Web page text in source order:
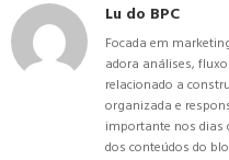
Lu do BPC
Focada em
adora análises,
relacionado a
organizada e
importante nos dias
dos conteúdos do